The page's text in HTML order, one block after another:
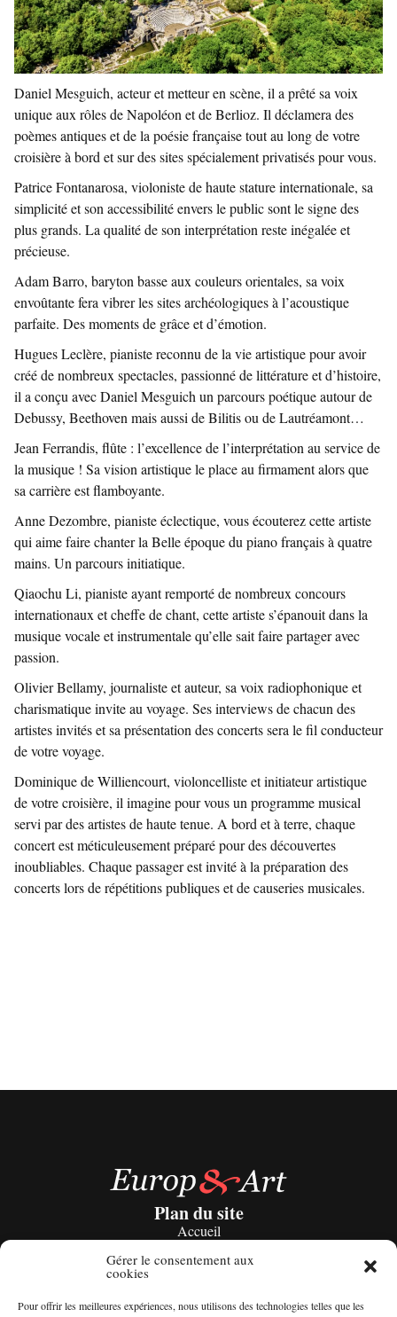
Gérer le consentement aux
cookies
Pour offrir les meilleures expériences, nous utilisons des technologies telles que les
Daniel Mesguich, acteur et metteur en scène, il a prêté sa voix
unique aux rôles de Napoléon et de Berlioz. Il déclamera des
poèmes antiques et de la poésie française tout au long de votre
croisière à bord et sur des sites spécialement privatisés pour vous.
Patrice Fontanarosa, violoniste de haute stature internationale, sa
simplicité et son accessibilité envers le public sont le signe des
plus grands. La qualité de son interprétation reste inégalée et
précieuse.
Adam Barro, baryton basse aux couleurs orientales, sa voix
envoûtante fera vibrer les sites archéologiques à l’acoustique
parfaite. Des moments de grâce et d’émotion.
Hugues Leclère, pianiste reconnu de la vie artistique pour avoir
créé de nombreux spectacles, passionné de littérature et d’histoire,
il a conçu avec Daniel Mesguich un parcours poétique autour de
Debussy, Beethoven mais aussi de Bilitis ou de Lautréamont…
Jean Ferrandis, flûte : l’excellence de l’interprétation au service de
la musique ! Sa vision artistique le place au firmament alors que
sa carrière est flamboyante.
Anne Dezombre, pianiste éclectique, vous écouterez cette artiste
qui aime faire chanter la Belle époque du piano français à quatre
mains. Un parcours initiatique.
Qiaochu Li, pianiste ayant remporté de nombreux concours
internationaux et cheffe de chant, cette artiste s’épanouit dans la
musique vocale et instrumentale qu’elle sait faire partager avec
passion.
Olivier Bellamy, journaliste et auteur, sa voix radiophonique et
charismatique invite au voyage. Ses interviews de chacun des
artistes invités et sa présentation des concerts sera le fil conducteur
de votre voyage.
Dominique de Williencourt, violoncelliste et initiateur artistique
de votre croisière, il imagine pour vous un programme musical
servi par des artistes de haute tenue. A bord et à terre, chaque
concert est méticuleusement préparé pour des découvertes
inoubliables. Chaque passager est invité à la préparation des
concerts lors de répétitions publiques et de causeries musicales.
Plan du site
Accueil
Evènements
Enregistrements
Actualités